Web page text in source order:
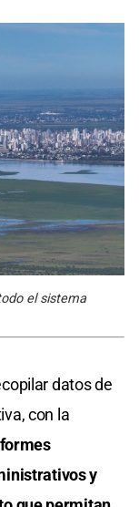
el sistema
datos de
con la
y